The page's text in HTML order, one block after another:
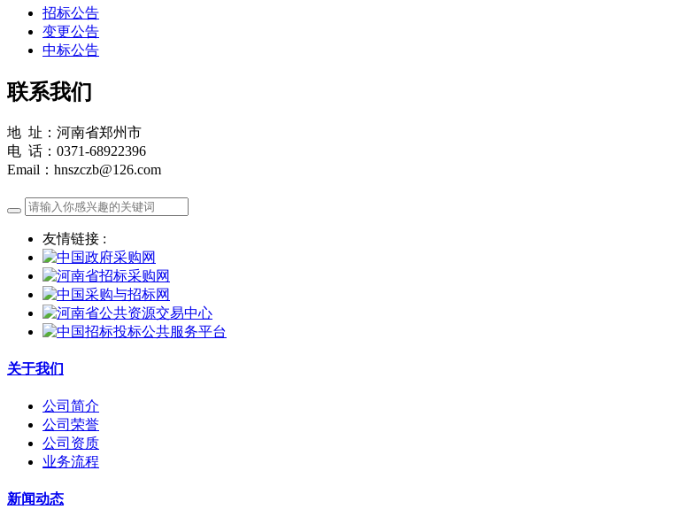
招标公告
变更公告
中标公告
联系我们
地 址：河南省郑州市
电 话：0371-68922396
Email：hnszczb@126.com
友情链接 :
关于我们
公司简介
公司荣誉
公司资质
业务流程
新闻动态